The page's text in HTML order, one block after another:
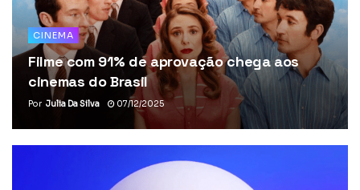
CINEMA
Filme com 91% de aprovação chega aos
cinemas do Brasil
Por Julia Da Silva 07/12/2025